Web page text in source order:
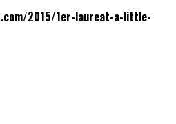
2015/1er-laureat-a-little-